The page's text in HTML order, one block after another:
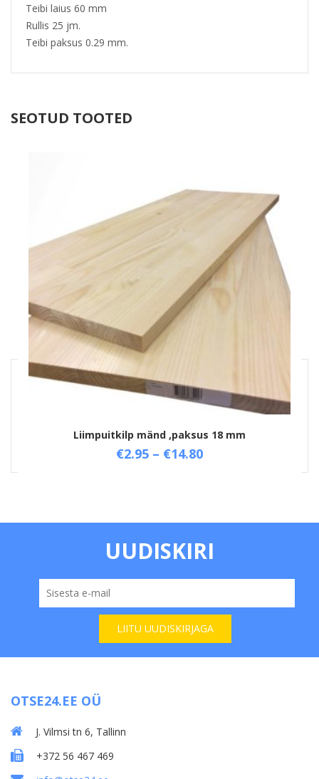
Teibi laius 60 mm
Rullis 25 jm.
Teibi paksus 0.29 mm.
SEOTUD TOOTED
Select options
Liimpuitkilp mänd ,paksus 18 mm
€2.95 – €14.80
Tooted Võrdlused
COMPARE
UUDISKIRI
OTSE24.EE OÜ
J. Vilmsi tn 6, Tallinn
+372 56 467 469